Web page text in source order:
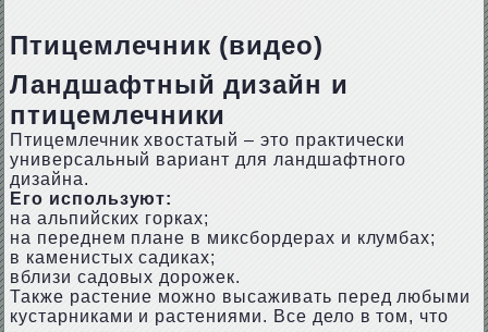
Птицемлечник (видео)
Ландшафтный дизайн и
птицемлечники
Птицемлечник хвостатый – это практически
универсальный вариант для ландшафтного
дизайна.
Его используют:
на альпийских горках;
на переднем плане в миксбордерах и клумбах;
в каменистых садиках;
вблизи садовых дорожек.
Также растение можно высаживать перед любыми
кустарниками и растениями. Все дело в том, что